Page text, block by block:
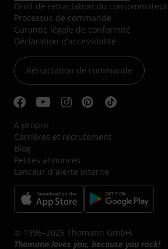
Droit de rétractation du consommateur
Processus de commande
Garantie légale de conformité
Déclaration d'accessibilité
Rétractation de commande
A propos
Carrières et recrutement
Blog
Petites annonces
Lanceur d´alerte interne
© 1996–2026 Thomann GmbH.
Thomann loves you, because you rock!